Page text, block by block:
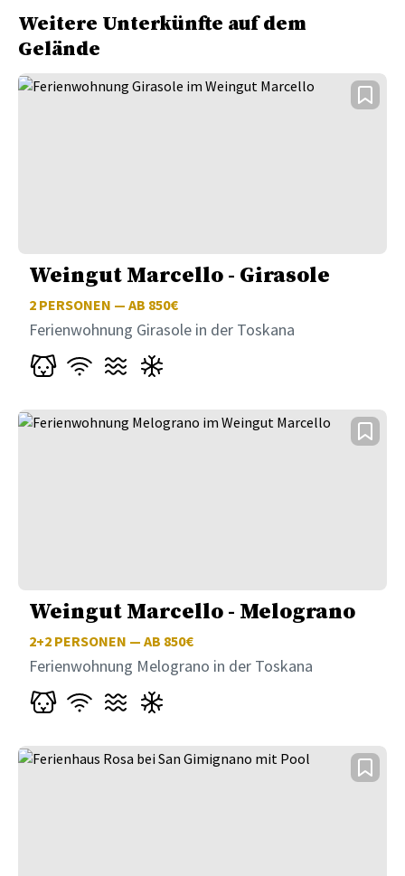
Weitere Unterkünfte auf dem
Gelände
Weingut Marcello - Girasole
2 PERSONEN — AB 850€
Ferienwohnung Girasole in der Toskana
Weingut Marcello - Melograno
2+2 PERSONEN — AB 850€
Ferienwohnung Melograno in der Toskana